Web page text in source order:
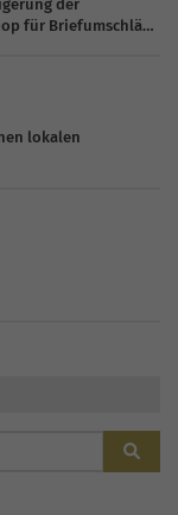
der
für Briefumschläge
lokalen